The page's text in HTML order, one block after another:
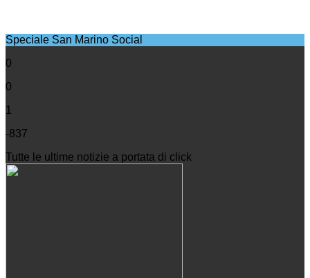
Speciale San Marino Social
0
0
1
-837
Tutte le ultime notizie a portata di click